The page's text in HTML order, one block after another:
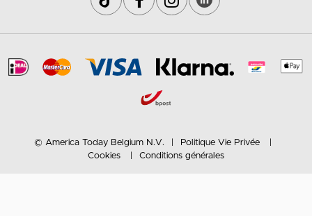
© America Today Belgium N.V.
Politique Vie Privée
Cookies
Conditions générales